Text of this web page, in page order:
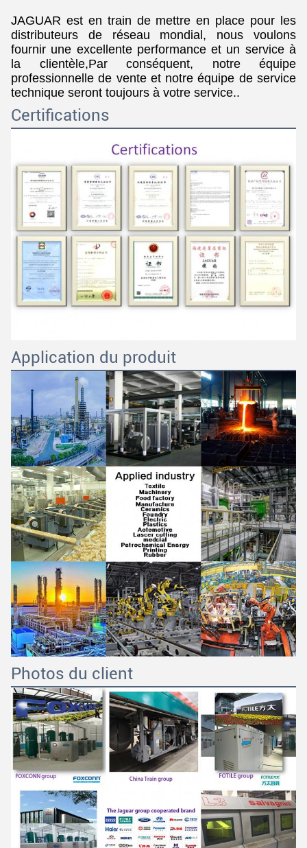
Laisser un message
Nous vous rappellerons bientôt!
JAGUAR est en train de mettre en place pour les
distributeurs de réseau mondial, nous voulons
fournir une excellente performance et un service à
la clientèle,Par conséquent, notre équipe
professionnelle de vente et notre équipe de service
technique seront toujours à votre service..
Certifications
Application du produit
Photos du client